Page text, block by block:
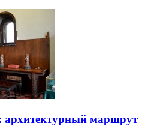
архитектурный маршрут